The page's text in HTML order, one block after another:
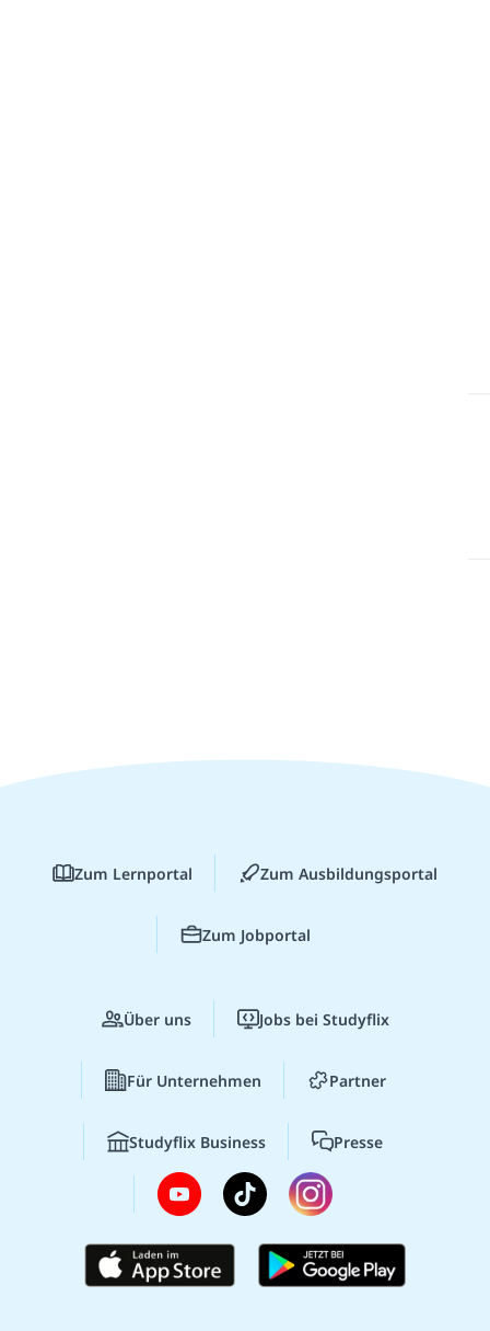
Zum Lernportal Zum Ausbildungsportal
Zum Jobportal
Über uns Jobs bei Studyflix
Für Unternehmen Partner
Studyflix Business Presse